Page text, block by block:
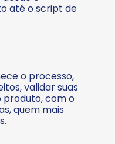
até o script de
o processo,
validar suas
produto, com o
quem mais